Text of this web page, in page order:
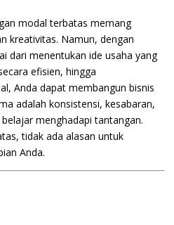
modal terbatas memang
kreativitas. Namun, dengan
dari menentukan ide usaha yang
efisien, hingga
Anda dapat membangun bisnis
adalah konsistensi, kesabaran,
menghadapi tantangan.
tidak ada alasan untuk
Anda.